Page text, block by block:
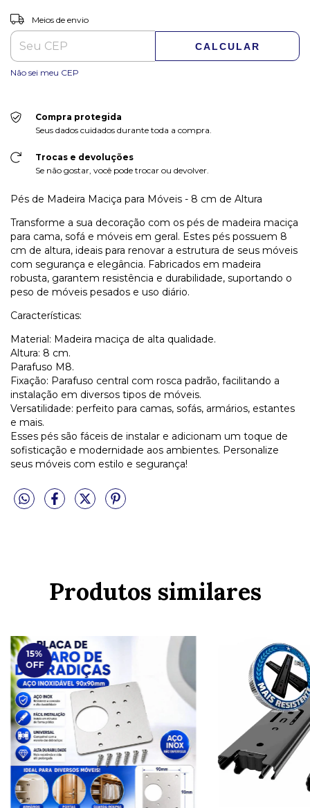
Entregas para o CEP:
Meios de envio
CALCULAR
Não sei meu CEP
Compra protegida
Seus dados cuidados durante toda a compra.
Trocas e devoluções
Se não gostar, você pode trocar ou devolver.
Pés de Madeira Maciça para Móveis - 8 cm de Altura
Transforme a sua decoração com os pés de madeira maciça
para cama, sofá e móveis em geral. Estes pés possuem 8
cm de altura, ideais para renovar a estrutura de seus móveis
com segurança e elegância. Fabricados em madeira
robusta, garantem resistência e durabilidade, suportando o
peso de móveis pesados e uso diário.
Características:
Material: Madeira maciça de alta qualidade.
Altura: 8 cm.
Parafuso M8.
Fixação: Parafuso central com rosca padrão, facilitando a
instalação em diversos tipos de móveis.
Versatilidade: perfeito para camas, sofás, armários, estantes
e mais.
Esses pés são fáceis de instalar e adicionam um toque de
sofisticação e modernidade aos ambientes. Personalize
seus móveis com estilo e segurança!
Produtos similares
15%
OFF